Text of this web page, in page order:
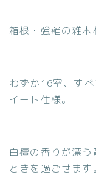
箱根・強羅の雑木
わずか16室、す
イート仕様。
白檀の香りが漂
ときを過ごせます。